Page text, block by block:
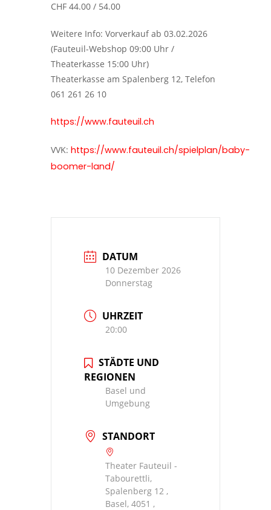
CHF 44.00 / 54.00
Weitere Info: Vorverkauf ab 03.02.2026
(Fauteuil-Webshop 09:00 Uhr /
Theaterkasse 15:00 Uhr)
Theaterkasse am Spalenberg 12, Telefon
061 261 26 10
https://www.fauteuil.ch
VVK: https://www.fauteuil.ch/spielplan/baby-
boomer-land/
DATUM
10 Dezember 2026
Donnerstag
UHRZEIT
20:00
STÄDTE UND
REGIONEN
Basel und
Umgebung
STANDORT
Theater Fauteuil -
Tabourettli,
Spalenberg 12 ,
Basel, 4051 ,